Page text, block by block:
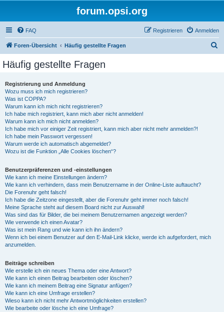
forum.opsi.org
FAQ Anmelden
Registrieren
Foren-Übersicht Häufig gestellte Fragen
Häufig gestellte Fragen
Registrierung und Anmeldung
Wozu muss ich mich registrieren?
Was ist COPPA?
Warum kann ich mich nicht registrieren?
Ich habe mich registriert, kann mich aber nicht anmelden!
Warum kann ich mich nicht anmelden?
Ich habe mich vor einiger Zeit registriert, kann mich aber nicht mehr anmelden?!
Ich habe mein Passwort vergessen!
Warum werde ich automatisch abgemeldet?
Wozu ist die Funktion „Alle Cookies löschen“?
Benutzerpräferenzen und -einstellungen
Wie kann ich meine Einstellungen ändern?
Wie kann ich verhindern, dass mein Benutzername in der Online-Liste auftaucht?
Die Forenuhr geht falsch!
Ich habe die Zeitzone eingestellt, aber die Forenuhr geht immer noch falsch!
Meine Sprache steht auf diesem Board nicht zur Auswahl!
Was sind das für Bilder, die bei meinem Benutzernamen angezeigt werden?
Wie verwende ich einen Avatar?
Was ist mein Rang und wie kann ich ihn ändern?
Wenn ich bei einem Benutzer auf den E-Mail-Link klicke, werde ich aufgefordert, mich
anzumelden.
Beiträge schreiben
Wie erstelle ich ein neues Thema oder eine Antwort?
Wie kann ich einen Beitrag bearbeiten oder löschen?
Wie kann ich meinem Beitrag eine Signatur anfügen?
Wie kann ich eine Umfrage erstellen?
Wieso kann ich nicht mehr Antwortmöglichkeiten erstellen?
Wie bearbeite oder lösche ich eine Umfrage?